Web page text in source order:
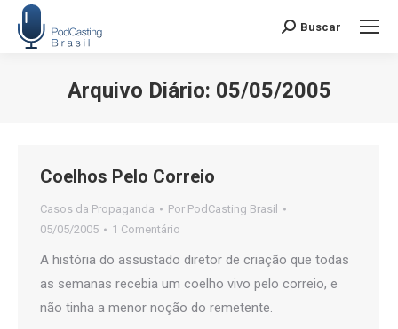
Search:
Buscar
Arquivo Diário: 05/05/2005
Coelhos Pelo Correio
Casos da Propaganda Por PodCasting Brasil
05/05/2005
1 Comentário
A história do assustado diretor de criação que todas
as semanas recebia um coelho vivo pelo correio, e
não tinha a menor noção do remetente.